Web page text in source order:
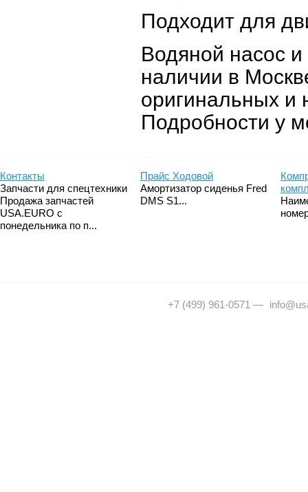
Подходит для
Водяной насос и
наличии в
оригинальных и
Подробности у
Контакты
Запчасти для спецтехники
Продажа запчастей
USA.EURO с
понедельника по п...
Прайс Ходовой
Амортизатор сиденья Fred
DMS S1...
+7 (499) 961-0571 —